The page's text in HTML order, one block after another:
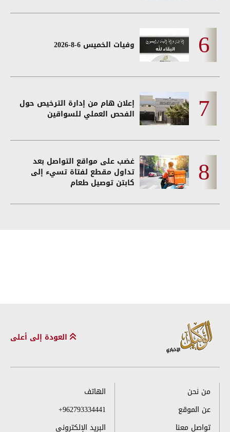
وفيات الخميس 6-8-2026
إعلان هام من إدارة الترخيص حول
الفحص العملي للسواقين
غضب على مواقع التواصل بعد
تداول مقطع لفتاة تسيء إلى
كابتن توصيل طعام
العودة إلى أعلى
من نحن
عن الموقع
تواصل معنا
الهاتف
+962793334441
البريد الإلكتروني